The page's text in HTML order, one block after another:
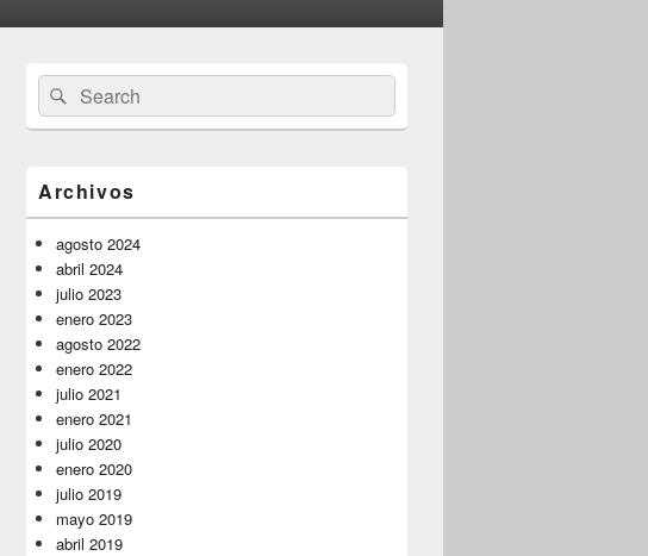
área
de
widget
lateral
primaria
Buscar
por:
Buscar
Archivos
agosto 2024
abril 2024
julio 2023
enero 2023
agosto 2022
enero 2022
julio 2021
enero 2021
julio 2020
enero 2020
julio 2019
mayo 2019
abril 2019